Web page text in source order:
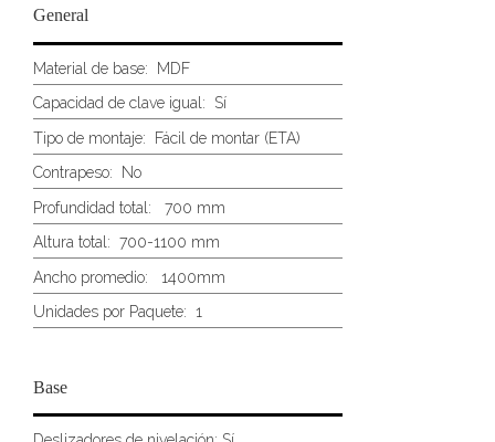
General
Material de base: MDF
Capacidad de clave igual: Sí
Tipo de montaje: Fácil de montar (ETA)
Contrapeso: No
Profundidad total: 700 mm
Altura total: 700-1100 mm
Ancho promedio: 1400mm
Unidades por Paquete: 1
Base